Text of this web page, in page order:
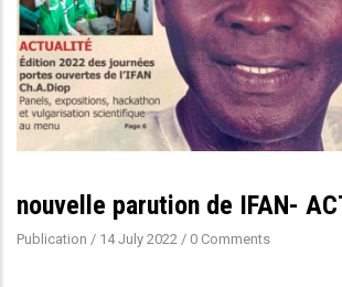
nouvelle parution de IFAN-
Publication / 14 July 2022 / 0 Comments